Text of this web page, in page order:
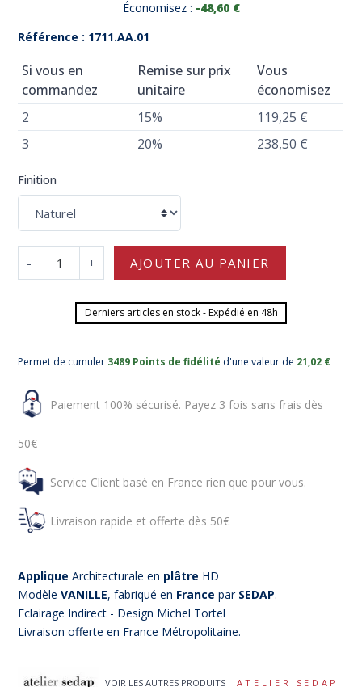
Économisez : -48,60 €
Référence : 1711.AA.01
Si vous en
commandez
Remise sur prix
unitaire
Vous
économisez
2
15%
119,25 €
3
20% 238,50 €
Finition
- + AJOUTER AU PANIER
Derniers articles en stock - Expédié en 48h
Permet de cumuler 3489 Points de fidélité d'une valeur de 21,02 €
Paiement 100% sécurisé. Payez 3 fois sans frais dès
50€
Service Client basé en France rien que pour vous.
Livraison rapide et offerte dès 50€
Applique Architecturale en plâtre HD
ModèleVANILLE, fabriqué en France par SEDAP.
Eclairage Indirect - Design Michel Tortel
Livraison offerte en France Métropolitaine.
VOIR LES AUTRES PRODUITS : ATELIER SEDAP